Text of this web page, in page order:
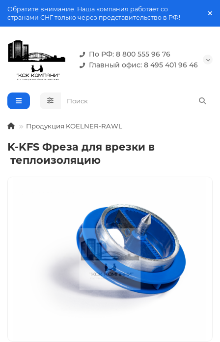
Обратите внимание. Наша компания работает со
странами СНГ только через представительство в РФ!
По РФ: 8 800 555 96 76
Главный офис: 8 495 401 96 46
Продукция KOELNER-RAWL
K-KFS Фреза для врезки в
теплоизоляцию